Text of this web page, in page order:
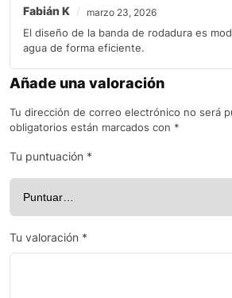
Fabián K marzo 23, 2026
El diseño de la banda de rodadura es
agua de forma eficiente.
Añade una valoración
Tu dirección de correo electrónico no será
obligatorios están marcados con *
Tu puntuación *
Tu valoración *